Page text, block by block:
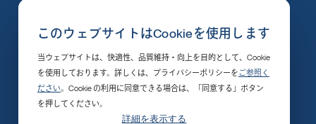
このウェブサイトはCookieを使用します
当ウェブサイトは、快適性、品質維持・向上を目的として、Cookie
を使用しております。詳しくは、プライバシーポリシーを ご参照く
ださい。Cookie の利用に同意できる場合は、「同意する」ボタン
を押してください。
詳細を表示する
ニュース
イベント
制作実績
採用情報
発売・配信開始
その他
NEPについて
会社情報
役員
組織図
沿革
支社・施設
社会的責任